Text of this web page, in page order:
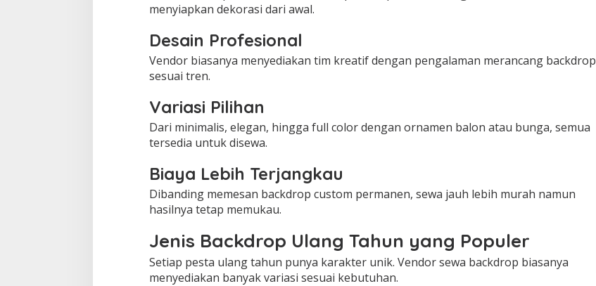
menyiapkan dekorasi dari awal.
Desain Profesional
Vendor biasanya menyediakan tim kreatif dengan pengalaman merancang backdrop
sesuai tren.
Variasi Pilihan
Dari minimalis, elegan, hingga full color dengan ornamen balon atau bunga, semua
tersedia untuk disewa.
Biaya Lebih Terjangkau
Dibanding memesan backdrop custom permanen, sewa jauh lebih murah namun
hasilnya tetap memukau.
Jenis Backdrop Ulang Tahun yang Populer
Setiap pesta ulang tahun punya karakter unik. Vendor sewa backdrop biasanya
menyediakan banyak variasi sesuai kebutuhan.